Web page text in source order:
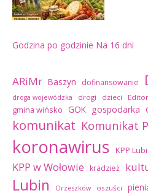
Godzina po godzinie Na 16 dni
ARiMr Baszyn dofinansowanie
droga wojewódzka drogi dzieci
gmina wińsko GOK gospodarka
komunikat Komunikat
koronawirus KPP
KPP w Wołowie kradzież
Lubin Orzeszków oszuści